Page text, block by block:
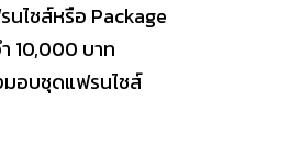
นไชส์หรือ Package
10,000 บาท
มอบชุดแฟรนไชส์